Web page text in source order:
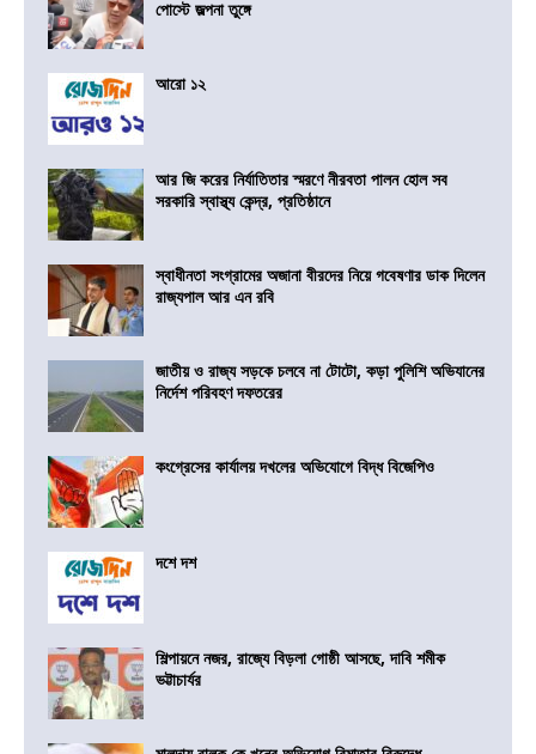
পোস্টে জল্পনা তুঙ্গে
আরো ১২
আর জি করের নির্যাতিতার স্মরণে নীরবতা পালন হোল সব
সরকারি স্বাস্থ্য কেন্দ্র, প্রতিষ্ঠানে
স্বাধীনতা সংগ্রামের অজানা বীরদের নিয়ে গবেষণার ডাক দিলেন
রাজ্যপাল আর এন রবি
জাতীয় ও রাজ্য সড়কে চলবে না টোটো, কড়া পুলিশি অভিযানের
নির্দেশ পরিবহণ দফতরের
কংগ্রেসের কার্যালয় দখলের অভিযোগে বিদ্ধ বিজেপিও
দশে দশ
শিল্পায়নে নজর, রাজ্যে বিড়লা গোষ্ঠী আসছে, দাবি শমীক
ভট্টাচার্যর